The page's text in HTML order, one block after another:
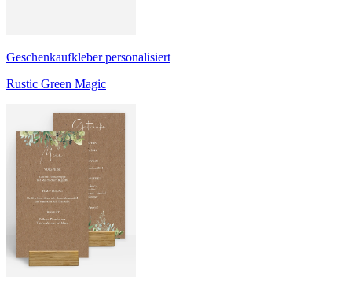
Geschenkaufkleber personalisiert
Rustic Green Magic